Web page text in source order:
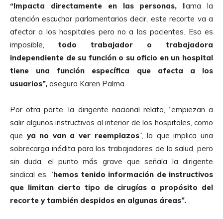
“Impacta directamente en las personas, llama la
atención escuchar parlamentarios decir, este recorte va a
afectar a los hospitales pero no a los pacientes. Eso es
imposible,
todo trabajador o trabajadora
independiente de su función o su oficio en un hospital
tiene una función específica que afecta a los
usuarios”, asegura Karen Palma.
Por otra parte, la dirigente nacional relata, “empiezan a
salir algunos instructivos al interior de los hospitales, como
que ya no van a ver reemplazos”, lo que implica una
sobrecarga inédita para los trabajadores de la salud, pero
sin duda, el punto más grave que señala la dirigente
sindical es, “hemos tenido información de instructivos
que limitan cierto tipo de cirugías a propósito del
recorte y también despidos en algunas áreas”.